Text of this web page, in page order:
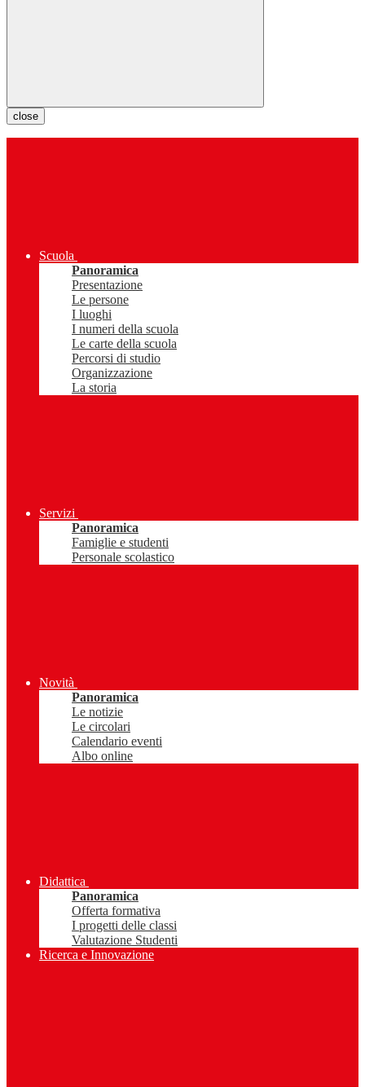
close
Scuola
Panoramica
Presentazione
Le persone
I luoghi
I numeri della scuola
Le carte della scuola
Percorsi di studio
Organizzazione
La storia
Servizi
Panoramica
Famiglie e studenti
Personale scolastico
Novità
Panoramica
Le notizie
Le circolari
Calendario eventi
Albo online
Didattica
Panoramica
Offerta formativa
I progetti delle classi
Valutazione Studenti
Ricerca e Innovazione